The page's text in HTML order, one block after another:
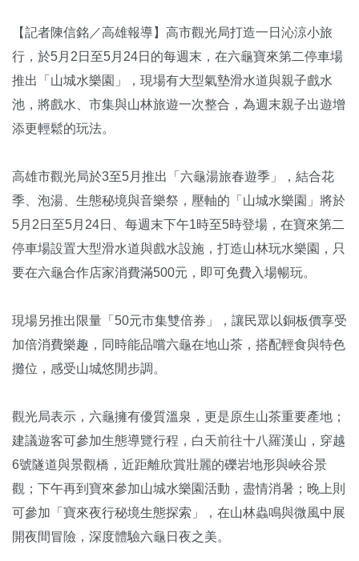
【記者陳信銘／高雄報導】高市觀光局打造一日沁涼小旅
行，於5月2日至5月24日的每週末，在六龜寶來第二停車場
推出「山城水樂園」，現場有大型氣墊滑水道與親子戲水
池，將戲水、市集與山林旅遊一次整合，為週末親子出遊增
添更輕鬆的玩法。
高雄市觀光局於3至5月推出「六龜湯旅春遊季」，結合花
季、泡湯、生態秘境與音樂祭，壓軸的「山城水樂園」將於
5月2日至5月24日、每週末下午1時至5時登場，在寶來第二
停車場設置大型滑水道與戲水設施，打造山林玩水樂園，只
要在六龜合作店家消費滿500元，即可免費入場暢玩。
現場另推出限量「50元市集雙倍券」，讓民眾以銅板價享受
加倍消費樂趣，同時能品嚐六龜在地山茶，搭配輕食與特色
攤位，感受山城悠閒步調。
觀光局表示，六龜擁有優質溫泉，更是原生山茶重要產地；
建議遊客可參加生態導覽行程，白天前往十八羅漢山，穿越
6號隧道與景觀橋，近距離欣賞壯麗的礫岩地形與峽谷景
觀；下午再到寶來參加山城水樂園活動，盡情消暑；晚上則
可參加「寶來夜行秘境生態探索」，在山林蟲鳴與微風中展
開夜間冒險，深度體驗六龜日夜之美。